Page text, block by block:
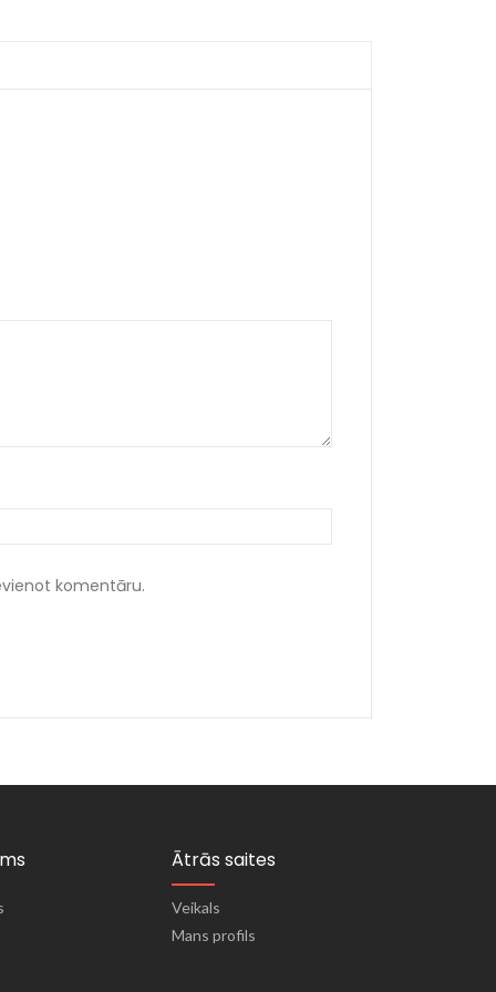
komentāru.
Ātrās saites
Veikals
Mans profils